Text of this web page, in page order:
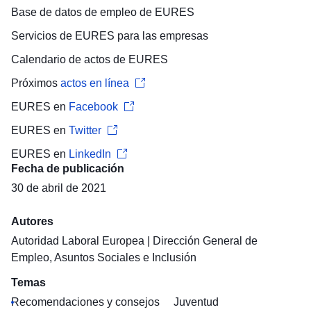
Base de datos de empleo de EURES
Servicios de EURES para las empresas
Calendario de actos de EURES
Próximos actos en línea
EURES en Facebook
EURES en Twitter
EURES en LinkedIn
Fecha de publicación
30 de abril de 2021
Autores
Autoridad Laboral Europea
Dirección General de
Empleo, Asuntos Sociales e Inclusión
Temas
Recomendaciones y consejos
Juventud